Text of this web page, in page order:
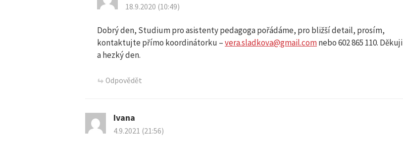
ř
18.9.2020 (10:49)
Dobrý den, Studium pro asistenty pedagoga pořádáme, pro bližší detail, prosím,
kontaktujte přímo koordinátorku –vera.sladkova@gmail.comnebo 602 865 110. Děkuji
a hezký den.
Odpovědět
Ivana
4.9.2021 (21:56)